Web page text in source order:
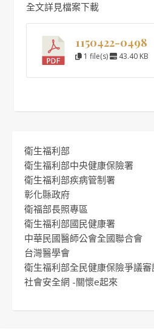
全文詳見檔案下載
1150422-0498
1 file(s) 43.40 KB
衛生福利部
衛生福利部中央健康保險署
衛生福利部疾病管制署
彰化縣政府
衛福部長照專區
衛生福利部國民健康署
中華民國醫師公會全國聯合會
台灣醫學會
衛生福利部全民健康保險爭議審
社會安全網 -關懷e起來